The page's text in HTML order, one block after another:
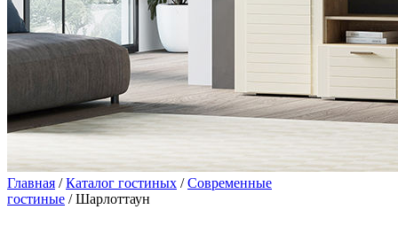
Главная /Каталог гостиных /Современные
гостиные / Шарлоттаун